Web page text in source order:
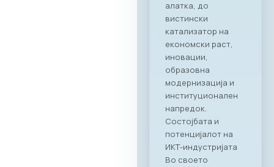
беше потврдување
на стратешкото
партнерство
помеѓу МАСИТ и
Ragusa Group.
Преку овој настан,
членките на
комората имаа
единствена
можност одблиску
да се запознаат со
капацитетите и
професионалност